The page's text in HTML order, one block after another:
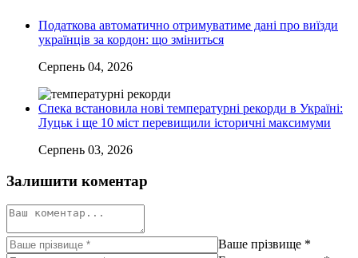
Податкова автоматично отримуватиме дані про виїзди
українців за кордон: що зміниться
Серпень 04, 2026
Спека встановила нові температурні рекорди в Україні:
Луцьк і ще 10 міст перевищили історичні максимуми
Серпень 03, 2026
Залишити коментар
Ваше прізвище *